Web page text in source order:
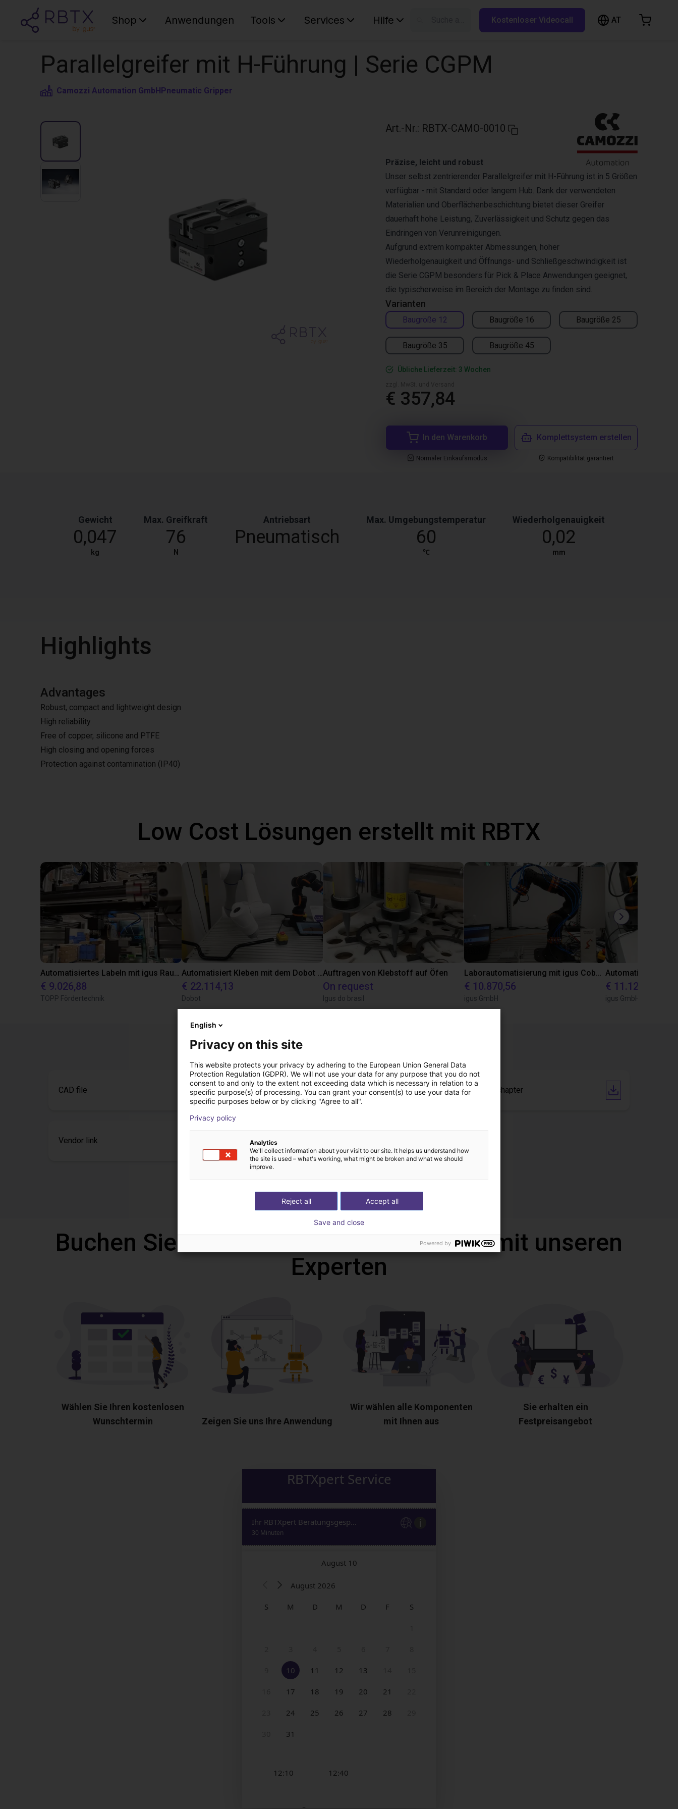
Shop Anwendungen Tools Services Hilfe Kostenloser Videocall AT
Parallelgreifer mit H-Führung | Serie CGPM
Camozzi Automation GmbHPneumatic Gripper
Art.-Nr.: RBTX-CAMO-0010
Varianten
Baugröße 12 Baugröße 16 Baugröße 25
Baugröße 35 Baugröße 45
Präzise, leicht und robust
Unser selbst zentrierender Parallelgreifer mit H-Führung ist in 5 Größen
verfügbar - mit Standard oder langem Hub. Dank der verwendeten
Materialien und Oberflächenbeschichtung bietet dieser Greifer
dauerhaft hohe Leistung, Zuverlässigkeit und Schutz gegen das
Eindringen von Verunreinigungen.
Aufgrund extrem kompakter Abmessungen, hoher
Wiederholgenauigkeit und Öffnungs- und Schließgeschwindigkeit ist
die Serie CGPM besonders für Pick & Place Anwendungen geeignet,
die typischerweise im Bereich der Montage zu finden sind.
Übliche Lieferzeit: 3 Wochen
€ 357,84
In den Warenkorb
Normaler Einkaufsmodus
Komplettsystem erstellen
Kompatibilität garantiert
Gewicht
0,047
kg
Max. Greifkraft
76
N
Antriebsart
Pneumatisch
Max. Umgebungstemperatur
60
℃
Wiederholgenauigkeit
0,02
mm
Highlights
Advantages
Robust, compact and lightweight design
High reliability
Free of copper, silicone and PTFE
High closing and opening forces
Protection against contamination (IP40)
Low Cost Lösungen erstellt mit RBTX
Automatisiertes Labeln mit igus Raumpotal Roboter
€ 9.026,88
TOPP Fördertechnik
Automatisiert Kleben mit dem Dobot CR5A
€ 22.114,13
Dobot
Auftragen von Klebstoff auf Öfen
On request
Igus do brasil
Laborautomatisierung mit igus Cobot ReBeL 6DOF
€ 10.870,56
igus GmbH
€ 11.128,07
igus GmbH
Downloads
CAD file Datasheet series CGPM Catalogue chapter
Vendor link
Download all
Buchen Sie einen kostenlosen Videocall mit unseren
Experten
Wählen Sie Ihren kostenlosen
Wunschtermin
Zeigen Sie uns Ihre Anwendung
Wir wählen alle Komponenten
mit Ihnen aus
Sie erhalten ein
Festpreisangebot
English
Privacy on this site
This website protects your privacy by adhering to the European Union General Data
Protection Regulation (GDPR). We will not use your data for any purpose that you do not
consent to and only to the extent not exceeding data which is necessary in relation to a
specific purpose(s) of processing. You can grant your consent(s) to use your data for
specific purposes below or by clicking "Agree to all".
Privacy policy
Analytics
We'll collect information about your visit to our site. It helps us understand how
the site is used – what's working, what might be broken and what we should
improve.
Accept all
Reject all
Save and close
Powered by